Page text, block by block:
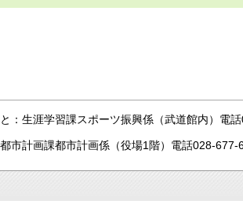
：生涯学習課スポーツ振興係（武道館内）電
市計画課都市計画係（役場1階）電話028-677-